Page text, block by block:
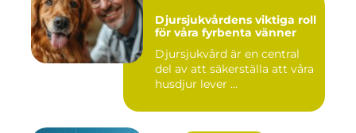
Djursjukvårdens viktiga roll
för våra fyrbenta vänner
Djursjukvård är en central
del av att säkerställa att våra
husdjur lever ...